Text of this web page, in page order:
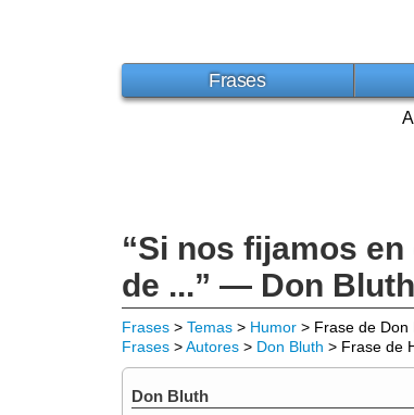
Frases
“Si nos fijamos
de ...” — Don Bluth
Frases > Temas > Humor > Frase de Don
Frases >Autores > Don Bluth > Frase de
Don Bluth